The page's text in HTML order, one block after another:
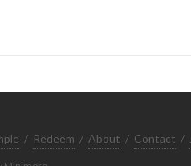
/ Redeem / About / Contact /